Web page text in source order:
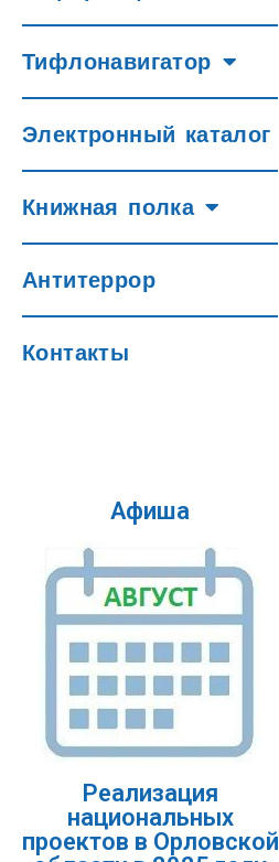
Тифлонавигатор
Электронный каталог
Книжная полка
Антитеррор
Контакты
Афиша
Реализация
национальных
проектов в Орловской